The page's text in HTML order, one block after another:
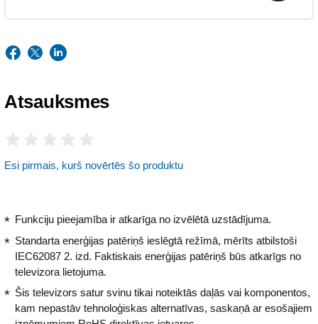
Atsauksmes
Esi pirmais, kurš novērtēs šo produktu
Funkciju pieejamība ir atkarīga no izvēlētā uzstādījuma.
Standarta enerģijas patēriņš ieslēgtā režīmā, mērīts atbilstoši
IEC62087 2. izd. Faktiskais enerģijas patēriņš būs atkarīgs no
televizora lietojuma.
Šis televizors satur svinu tikai noteiktās daļās vai komponentos,
kam nepastāv tehnoloģiskas alternatīvas, saskaņā ar esošajiem